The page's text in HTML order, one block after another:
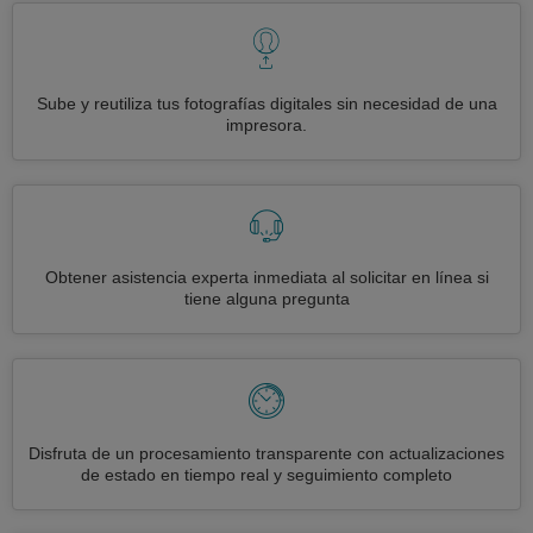
Sube y reutiliza tus fotografías digitales sin necesidad de una
impresora.
Obtener asistencia experta inmediata al solicitar en línea si
tiene alguna pregunta
Disfruta de un procesamiento transparente con actualizaciones
de estado en tiempo real y seguimiento completo